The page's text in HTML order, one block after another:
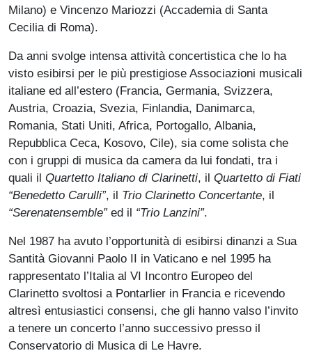
Milano) e Vincenzo Mariozzi (Accademia di Santa
Cecilia di Roma).
Da anni svolge intensa attività concertistica che lo ha
visto esibirsi per le più prestigiose Associazioni musicali
italiane ed all’estero (Francia, Germania, Svizzera,
Austria, Croazia, Svezia, Finlandia, Danimarca,
Romania, Stati Uniti, Africa, Portogallo, Albania,
Repubblica Ceca, Kosovo, Cile), sia come solista che
con i gruppi di musica da camera da lui fondati, tra i
quali il Quartetto Italiano di Clarinetti, il Quartetto di Fiati
“Benedetto Carulli”, il Trio Clarinetto Concertante, il
“Serenatensemble”ed il “Trio Lanzini”.
Nel 1987 ha avuto l’opportunità di esibirsi dinanzi a Sua
Santità Giovanni Paolo II in Vaticano e nel 1995 ha
rappresentato l’Italia al VI Incontro Europeo del
Clarinetto svoltosi a Pontarlier in Francia e ricevendo
altresì entusiastici consensi, che gli hanno valso l’invito
a tenere un concerto l’anno successivo presso il
Conservatorio di Musica di Le Havre.